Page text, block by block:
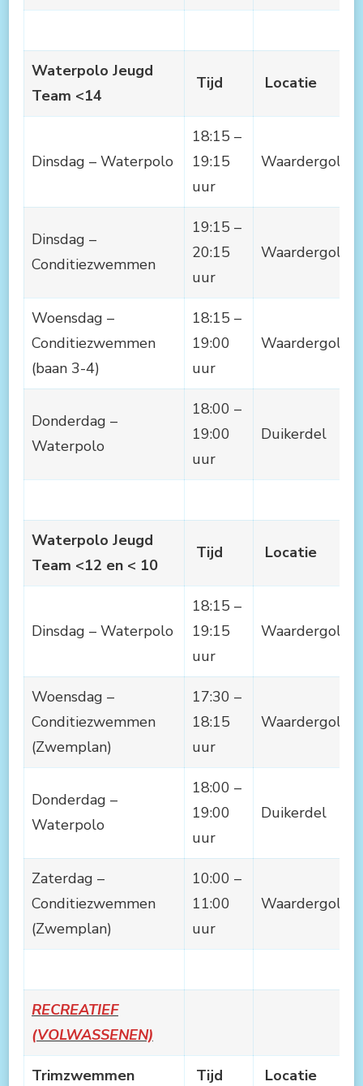
Waterpolo Jeugd
Team <14
Tijd Locatie
Dinsdag – Waterpolo
18:15 –
19:15
uur
Waardergolf
Dinsdag –
Conditiezwemmen
19:15 –
20:15
uur
Waardergolf
Woensdag –
Conditiezwemmen
(baan 3-4)
18:15 –
19:00
uur
Waardergolf
Donderdag –
Waterpolo
18:00 –
19:00
uur
Duikerdel
Waterpolo Jeugd
Team <12 en < 10
Tijd Locatie
Dinsdag – Waterpolo
18:15 –
19:15
uur
Waardergolf
Woensdag –
Conditiezwemmen
(Zwemplan)
17:30 –
18:15
uur
Waardergolf
Donderdag –
Waterpolo
18:00 –
19:00
uur
Duikerdel
Zaterdag –
Conditiezwemmen
(Zwemplan)
10:00 –
11:00
uur
Waardergolf
RECREATIEF
(VOLWASSENEN)
Trimzwemmen Tijd Locatie